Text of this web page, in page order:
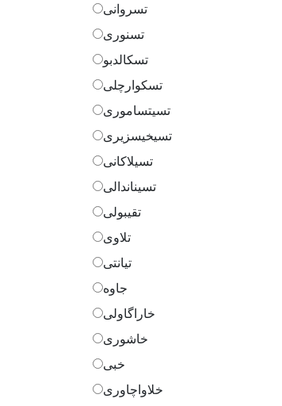
تسروانی
تسنوری
تسکالدبو
تسکوارچلی
تسیتساموری
تسیخیسزیری
تسیلاکانی
تسیناندالی
تقیبولی
تلاوی
تیانتی
جاوه
خاراگاولی
خاشوری
خبی
خلاواچاوری